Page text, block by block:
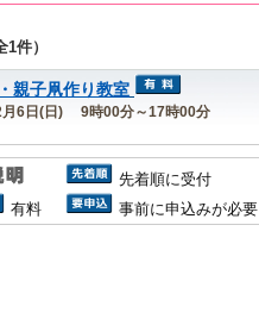
件）
親子凧作り教室
月6日(日) 9時00分～17時00分
先着順に受付
有料
事前に申込みが必要